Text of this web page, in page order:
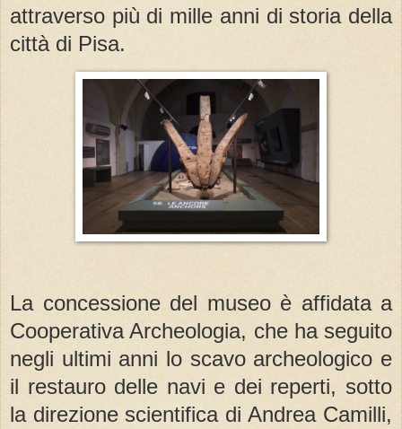
attraverso più di mille anni di storia della
città di Pisa.
La concessione del museo è affidata a
Cooperativa Archeologia, che ha seguito
negli ultimi anni lo scavo archeologico e
il restauro delle navi e dei reperti, sotto
la direzione scientifica diAndrea Camilli,